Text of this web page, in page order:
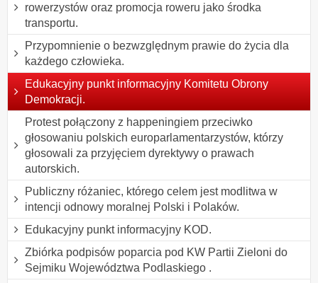
rowerzystów oraz promocja roweru jako środka
transportu.
Przypomnienie o bezwzględnym prawie do życia dla
każdego człowieka.
Edukacyjny punkt informacyjny Komitetu Obrony
Demokracji.
Protest połączony z happeningiem przeciwko
głosowaniu polskich europarlamentarzystów, którzy
głosowali za przyjęciem dyrektywy o prawach
autorskich.
Publiczny różaniec, którego celem jest modlitwa w
intencji odnowy moralnej Polski i Polaków.
Edukacyjny punkt informacyjny KOD.
Zbiórka podpisów poparcia pod KW Partii Zieloni do
Sejmiku Województwa Podlaskiego .